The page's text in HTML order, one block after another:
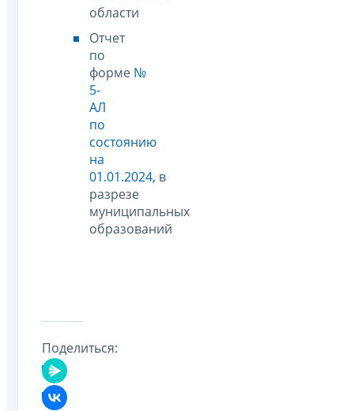
области
Отчет
по
форме №
5-
АЛ
по
состоянию
на
01.01.2024, в
разрезе
муниципальных
образований
Поделиться: